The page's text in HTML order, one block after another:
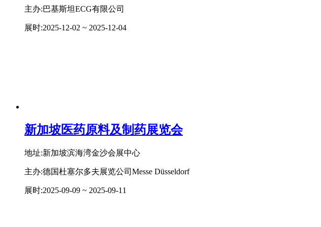
主办:巴基斯坦ECG有限公司
展时:2025-12-02 ~ 2025-12-04
新加坡医药原料及制药展览会
地址:新加坡滨海湾金沙会展中心
主办:德国杜塞尔多夫展览公司Messe Düsseldorf
展时:2025-09-09 ~ 2025-09-11